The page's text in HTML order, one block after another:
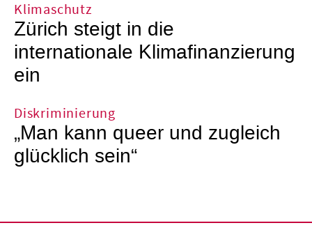
Klimaschutz
Zürich steigt in die
internationale Klimafinanzierung
ein
Diskriminierung
„Man kann queer und zugleich
glücklich sein“